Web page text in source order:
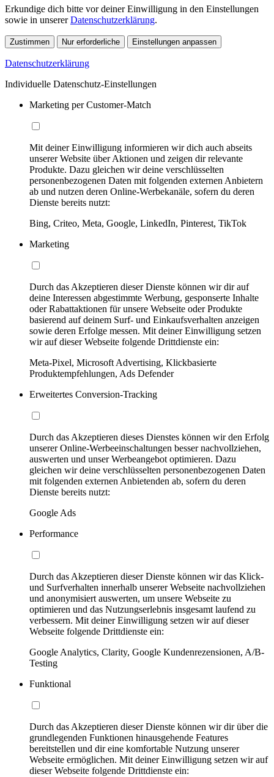
Erkundige dich bitte vor deiner Einwilligung in den Einstellungen
sowie in unsererDatenschutzerklärung.
Zustimmen Nur erforderliche Einstellungen anpassen
Datenschutzerklärung
Individuelle Datenschutz-Einstellungen
Marketing per Customer-Match
Mit deiner Einwilligung informieren wir dich auch abseits
unserer Website über Aktionen und zeigen dir relevante
Produkte. Dazu gleichen wir deine verschlüsselten
personenbezogenen Daten mit folgenden externen Anbietern
ab und nutzen deren Online-Werbekanäle, sofern du deren
Dienste bereits nutzt:
Bing, Criteo, Meta, Google, LinkedIn, Pinterest, TikTok
Marketing
Durch das Akzeptieren dieser Dienste können wir dir auf
deine Interessen abgestimmte Werbung, gesponserte Inhalte
oder Rabattaktionen für unsere Webseite oder Produkte
basierend auf deinem Surf- und Einkaufsverhalten anzeigen
sowie deren Erfolge messen. Mit deiner Einwilligung setzen
wir auf dieser Webseite folgende Drittdienste ein:
Meta-Pixel, Microsoft Advertising, Klickbasierte
Produktempfehlungen, Ads Defender
Erweitertes Conversion-Tracking
Durch das Akzeptieren dieses Dienstes können wir den Erfolg
unserer Online-Werbeeinschaltungen besser nachvollziehen,
auswerten und unser Werbeangebot optimieren. Dazu
gleichen wir deine verschlüsselten personenbezogenen Daten
mit folgenden externen Anbietenden ab, sofern du deren
Dienste bereits nutzt:
Google Ads
Performance
Durch das Akzeptieren dieser Dienste können wir das Klick-
und Surfverhalten innerhalb unserer Webseite nachvollziehen
und anonymisiert auswerten, um unsere Webseite zu
optimieren und das Nutzungserlebnis insgesamt laufend zu
verbessern. Mit deiner Einwilligung setzen wir auf dieser
Webseite folgende Drittdienste ein:
Google Analytics, Clarity, Google Kundenrezensionen, A/B-
Testing
Funktional
Durch das Akzeptieren dieser Dienste können wir dir über die
grundlegenden Funktionen hinausgehende Features
bereitstellen und dir eine komfortable Nutzung unserer
Webseite ermöglichen. Mit deiner Einwilligung setzen wir auf
dieser Webseite folgende Drittdienste ein: